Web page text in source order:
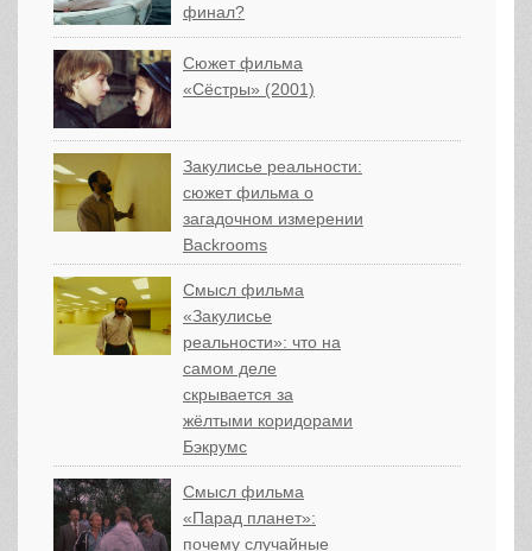
финал?
Сюжет фильма
«Сёстры» (2001)
Закулисье реальности:
сюжет фильма о
загадочном измерении
Backrooms
Смысл фильма
«Закулисье
реальности»: что на
самом деле
скрывается за
жёлтыми коридорами
Бэкрумс
Смысл фильма
«Парад планет»:
почему случайные